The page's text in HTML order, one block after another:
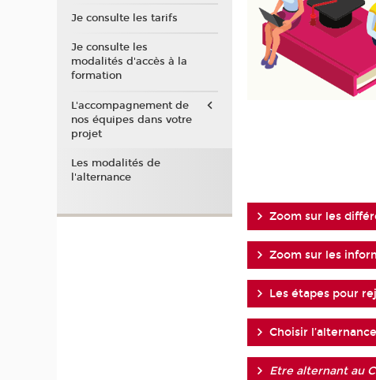
Zoom sur les
Zoom sur les
Les étapes pour
Choisir
Etre alternant au
Je consulte les tarifs
Je consulte les
modalités d'accès à la
formation
L'accompagnement de
nos équipes dans votre
projet
Les modalités de
l'alternance